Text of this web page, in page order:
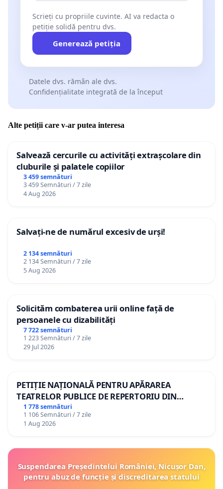
Scrieți cu propriile cuvinte. AI va redacta o
petiție solidă pentru dvs.
Generează petiția
Datele dvs. rămân ale dvs.
Confidențialitate integrată de la început
Alte petiții care v-ar putea interesa
Salvează cercurile cu activități extrașcolare din
cluburile și palatele copiilor
3 459 semnături
3 459 Semnături / 7 zile
4 Aug 2026
Salvați-ne de numărul excesiv de urși!
2 134 semnături
2 134 Semnături / 7 zile
5 Aug 2026
Solicităm combaterea urii online față de
persoanele cu dizabilități
7 722 semnături
1 223 Semnături / 7 zile
29 Jul 2026
PETIȚIE NAȚIONALĂ PENTRU APĂRAREA
TEATRELOR PUBLICE DE REPERTORIU DIN
ROMÂNIA
1 778 semnături
1 106 Semnături / 7 zile
1 Aug 2026
Suspendarea Președintelui României, Nicușor Dan,
pentru abuz de funcție și discreditarea statului